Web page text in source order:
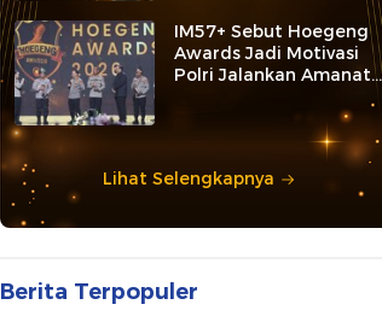
IM57+ Sebut Hoegeng
Awards Jadi Motivasi
Polri Jalankan Amanat
Lihat Selengkapnya
Berita Terpopuler